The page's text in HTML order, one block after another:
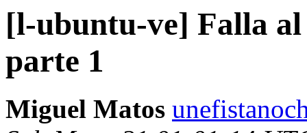
[l-ubuntu-ve] Falla
parte 1
Miguel Matos